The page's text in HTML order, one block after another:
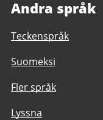
Andra språk
Teckenspråk
Suomeksi
Fler språk
Lyssna